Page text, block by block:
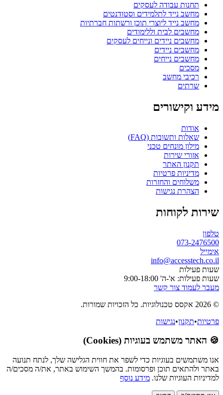
תחנות עבודה לעסקים
מחשב נייד לתלמידים וסטודנטים
מחשב נייד ליוצרי תוכן ורשתות חברתיות
מחשבים לבית וללימודים
מחשבים ניידים ונייחים לעסקים
מחשבים ניידים
מחשבים נייחים
מסכים
רכיבי מחשב
שרתים
מידע וקישורים
אודות
שאלות ותשובות (FAQ)
מילון מונחים טכני
אזורי שירות
תקנון האתר
מדיניות פרטיות
משלוחים והחזרות
הצהרת נגישות
שירות לקוחות
טלפון
073-2476500
אימייל
info@accesstech.co.il
שעות פעילות
שעות פעילות: א'-ה' 9:00-18:00
מעבר לעמוד צור קשר
© 2026 אקסס טכנולוגיות. כל הזכויות שמורות.
פרטיות•תקנון•נגישות
🍪 האתר משתמש בעוגיות (Cookies)
אנו משתמשים בעוגיות כדי לשפר את חווית הגלישה שלך, לנתח תנועה
באתר ולהתאים תוכן ופרסומות. בהמשך השימוש באתר, את/ה מסכים/ה
למדיניות העוגיות שלנו. מידע נוסף